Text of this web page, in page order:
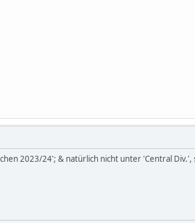
2023/24'; & natürlich nicht unter 'Central